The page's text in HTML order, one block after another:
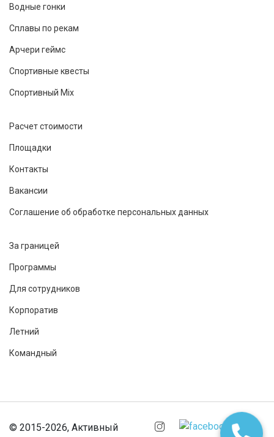
Водные гонки
Сплавы по рекам
Арчери геймс
Спортивные квесты
Спортивный Mix
Расчет стоимости
Площадки
Контакты
Вакансии
Соглашение об обработке персональных данных
За границей
Программы
Для сотрудников
Корпоратив
Летний
Командный
© 2015-2026, Активный